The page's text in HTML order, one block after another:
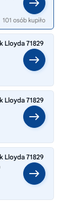
101 osób kupiło
Lloyda 71829
Lloyda 71829
Lloyda 71829